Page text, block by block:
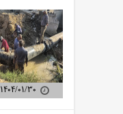
۱۴۰۴/۰۱/۳۰ ۱۲:۵۲